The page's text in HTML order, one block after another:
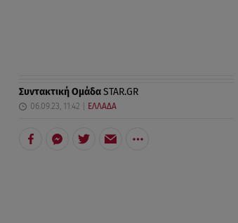
Συντακτική ΟμάδαSTAR.GR
06.09.23, 11:42 ΕΛΛΑΔΑ